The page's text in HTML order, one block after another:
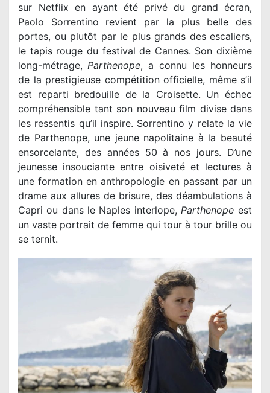
sur Netflix en ayant été privé du grand écran,
Paolo Sorrentino revient par la plus belle des
portes, ou plutôt par le plus grands des escaliers,
le tapis rouge du festival de Cannes. Son dixième
long-métrage, Parthenope, a connu les honneurs
de la prestigieuse compétition officielle, même s’il
est reparti bredouille de la Croisette. Un échec
compréhensible tant son nouveau film divise dans
les ressentis qu’il inspire. Sorrentino y relate la vie
de Parthenope, une jeune napolitaine à la beauté
ensorcelante, des années 50 à nos jours. D’une
jeunesse insouciante entre oisiveté et lectures à
une formation en anthropologie en passant par un
drame aux allures de brisure, des déambulations à
Capri ou dans le Naples interlope, Parthenope est
un vaste portrait de femme qui tour à tour brille ou
se ternit.